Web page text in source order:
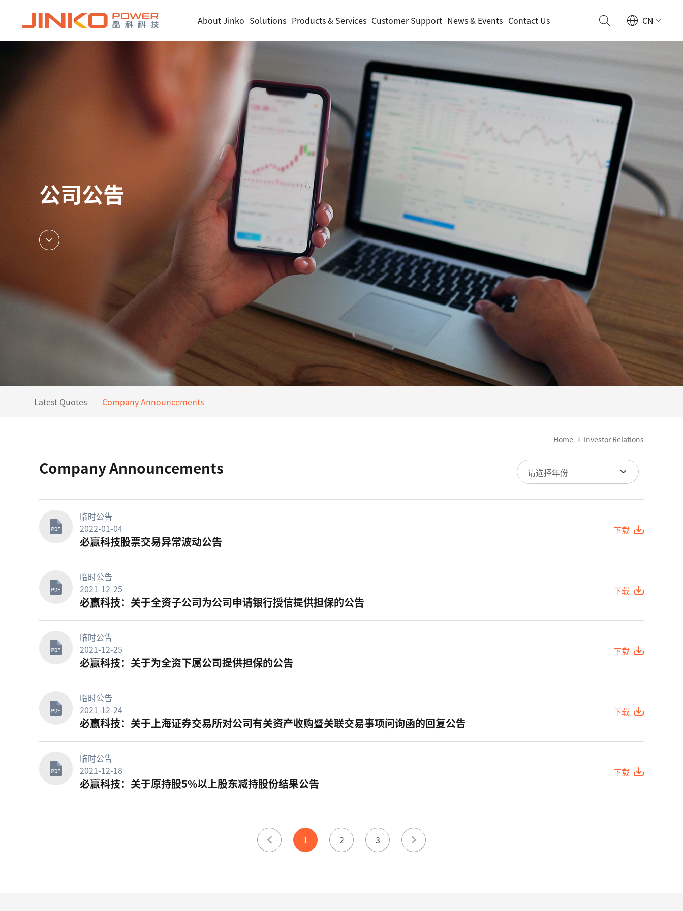
About Jinko Solutions Products & Services Customer Support News & Events Contact Us CN
公司公告
Latest Quotes Company Announcements
Home Investor Relations
Company Announcements 请选择年份
临时公告
2022-01-04
必赢科技股票交易异常波动公告
下载
临时公告
2021-12-25
必赢科技：关于全资子公司为公司申请银行授信提供担保的公告
下载
临时公告
2021-12-25
必赢科技：关于为全资下属公司提供担保的公告
下载
临时公告
2021-12-24
必赢科技：关于上海证券交易所对公司有关资产收购暨关联交易事项问询函的回复公告
下载
临时公告
2021-12-18
必赢科技：关于原持股5%以上股东减持股份结果公告
下载
1 2 3